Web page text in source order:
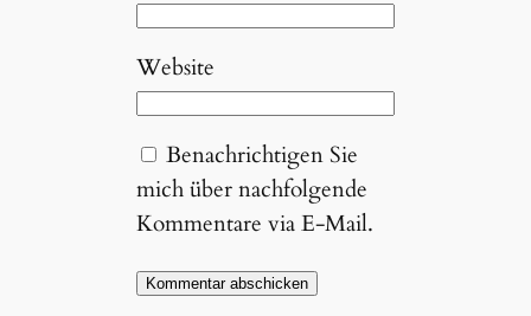
Website
Benachrichtigen Sie
mich über nachfolgende
Kommentare via E-Mail.